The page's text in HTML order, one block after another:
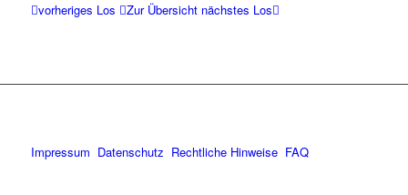
vorheriges Los
Zur Übersicht nächstes Los
Impressum Datenschutz Rechtliche Hinweise FAQ